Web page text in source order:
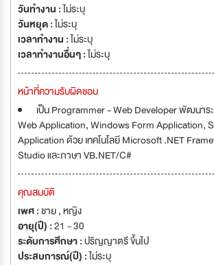
วันทำงาน :ไม่ระบุ
วันหยุด :ไม่ระบุ
เวลาทำงาน :ไม่ระบุ
เวลาทำงานอื่นๆ :ไม่ระบุ
หน้าที่ความรับผิดชอบ
เป็น Programmer - Web Developer พัฒนาร
Web Application, Windows Form Application,
Application ด้วย เทคโนโลยี Microsoft .NET
Studio และภาษา VB.NET/C#
คุณสมบัติ
เพศ :ชาย , หญิง
อายุ(ปี) :21 - 30
ระดับการศึกษา :ปริญญาตรี ขึ้นไป
ประสบการณ์(ปี) :ไม่ระบุ